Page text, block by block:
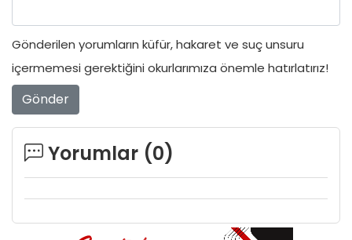
Gönderilen yorumların küfür, hakaret ve suç unsuru
içermemesi gerektiğini okurlarımıza önemle hatırlatırız!
Gönder
Yorumlar (0)